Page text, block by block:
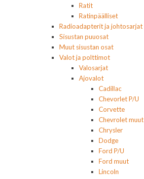
Ratit
Ratinpäälliset
Radioadapterit ja johtosarjat
Sisustan puuosat
Muut sisustan osat
Valot ja polttimot
Valosarjat
Ajovalot
Cadillac
Chevorlet P/U
Corvette
Chevrolet muut
Chrysler
Dodge
Ford P/U
Ford muut
Lincoln